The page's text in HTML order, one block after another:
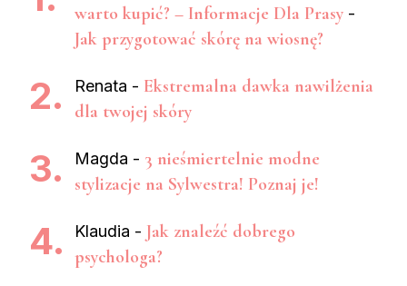
warto kupić? – Informacje Dla Prasy -
Jak przygotować skórę na wiosnę?
Renata - Ekstremalna dawka nawilżenia
dla twojej skóry
Magda - 3 nieśmiertelnie modne
stylizacje na Sylwestra! Poznaj je!
Klaudia - Jak znaleźć dobrego
psychologa?